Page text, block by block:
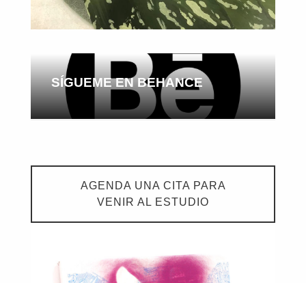
SÍGUEME EN BEHANCE
AGENDA UNA CITA PARA
VENIR AL ESTUDIO